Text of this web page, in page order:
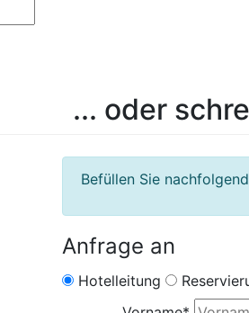
... oder
Befüllen Sie
Anfrage an
Hotelleitung